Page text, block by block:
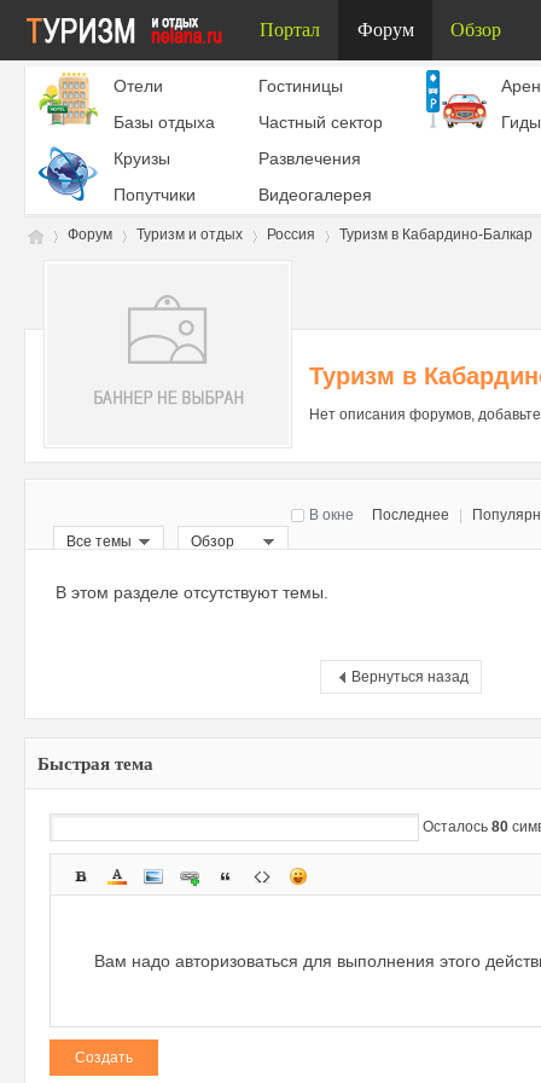
Портал Форум Обзор
Отели
Гостиницы
Базы отдыха
Частный сектор
Гиды
Круизы
Развлечения
Попутчики
Видеогалерея
Форум Туризм и отдых Россия Туризм в Кабардино-Балкар
Туризм в
Нет описания форумов,
Последнее
В окне
Все темы
Обзор
В этом разделе отсутствуют темы.
Вернуться назад
Быстрая тема
Осталось 80
Вам надо авторизоваться для выполнения этого
Создать